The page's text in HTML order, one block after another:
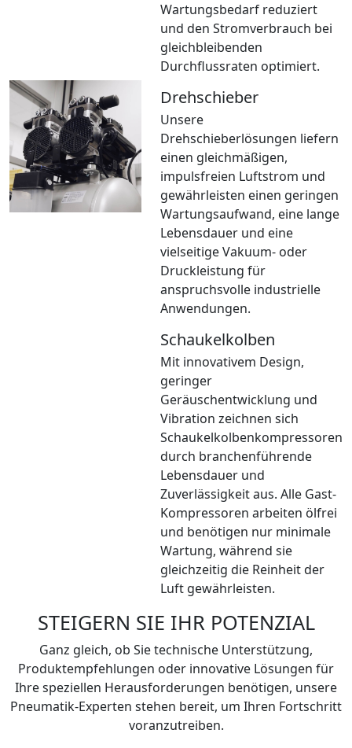
Wartungsbedarf reduziert
und den Stromverbrauch bei
gleichbleibenden
Durchflussraten optimiert.
Drehschieber
Unsere
Drehschieberlösungen liefern
einen gleichmäßigen,
impulsfreien Luftstrom und
gewährleisten einen geringen
Wartungsaufwand, eine lange
Lebensdauer und eine
vielseitige Vakuum- oder
Druckleistung für
anspruchsvolle industrielle
Anwendungen.
Schaukelkolben
Mit innovativem Design,
geringer
Geräuschentwicklung und
Vibration zeichnen sich
Schaukelkolbenkompressoren
durch branchenführende
Lebensdauer und
Zuverlässigkeit aus. Alle Gast-
Kompressoren arbeiten ölfrei
und benötigen nur minimale
Wartung, während sie
gleichzeitig die Reinheit der
Luft gewährleisten.
STEIGERN SIE IHR POTENZIAL
Ganz gleich, ob Sie technische Unterstützung,
Produktempfehlungen oder innovative Lösungen für
Ihre speziellen Herausforderungen benötigen, unsere
Pneumatik-Experten stehen bereit, um Ihren Fortschritt
voranzutreiben.